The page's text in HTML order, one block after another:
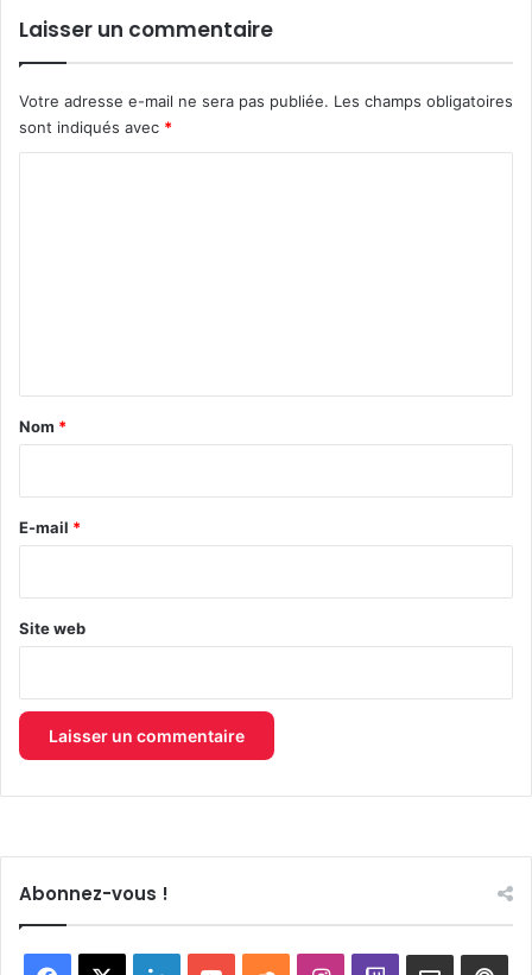
Laisser un commentaire
Votre adresse e-mail ne sera pas publiée. Les champs obligatoires
sont indiqués avec *
a
e
Nom *
E-mail *
Site web
Abonnez-vous !